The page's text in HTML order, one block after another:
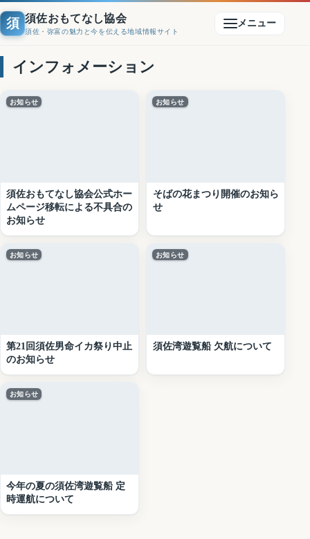
須 須佐おもてなし協会
須佐・弥富の魅力と今を伝える地域情報サイト
メニュー
インフォメーション
お知らせ
須佐おもてなし協会公式ホー
ムページ移転による不具合の
お知らせ
お知らせ
そばの花まつり開催のお知ら
せ
お知らせ
第21回須佐男命イカ祭り中止
のお知らせ
お知らせ
須佐湾遊覧船 欠航について
お知らせ
今年の夏の須佐湾遊覧船 定
時運航について